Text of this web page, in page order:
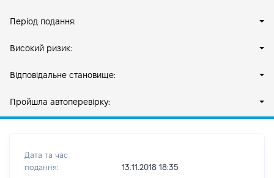
Період подання:
Високий ризик:
Відповідальне становище:
Пройшла автоперевірку:
Дата та час
подання:
13.11.2018 18:35